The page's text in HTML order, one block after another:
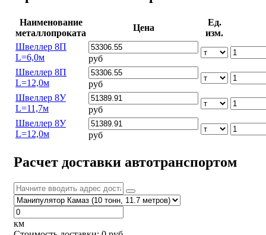
Наименование
металлопроката
Цена
Ед.
изм.
Швеллер 8П
L=6,0м
руб
Швеллер 8П
L=12,0м
руб
Швеллер 8У
L=11,7м
руб
Швеллер 8У
L=12,0м
руб
Расчет доставки автотранспортом
км